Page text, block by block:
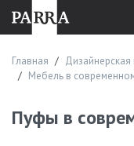
Главная
Мебель в
Пуфы в